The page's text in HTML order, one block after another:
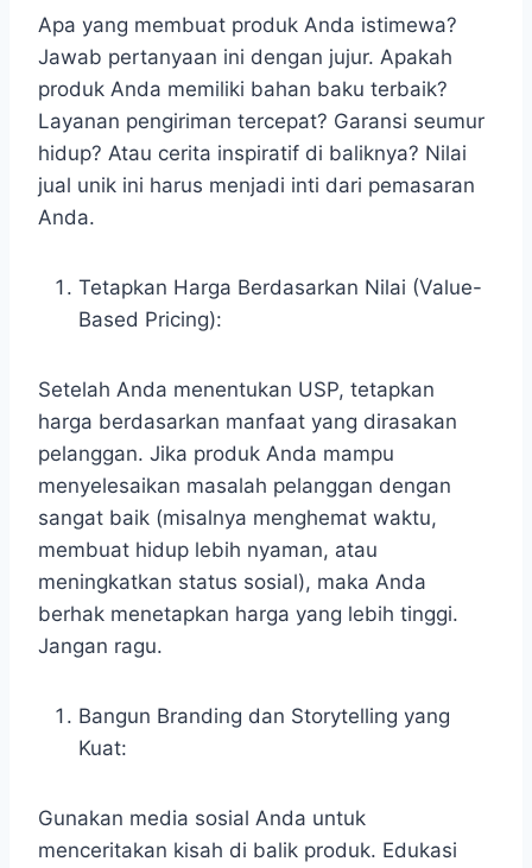
Apa yang membuat produk Anda istimewa?
Jawab pertanyaan ini dengan jujur. Apakah
produk Anda memiliki bahan baku terbaik?
Layanan pengiriman tercepat? Garansi seumur
hidup? Atau cerita inspiratif di baliknya? Nilai
jual unik ini harus menjadi inti dari pemasaran
Anda.
Tetapkan Harga Berdasarkan Nilai (Value-
Based Pricing):
Setelah Anda menentukan USP, tetapkan
harga berdasarkan manfaat yang dirasakan
pelanggan. Jika produk Anda mampu
menyelesaikan masalah pelanggan dengan
sangat baik (misalnya menghemat waktu,
membuat hidup lebih nyaman, atau
meningkatkan status sosial), maka Anda
berhak menetapkan harga yang lebih tinggi.
Jangan ragu.
Bangun Branding dan Storytelling yang
Kuat:
Gunakan media sosial Anda untuk
menceritakan kisah di balik produk. Edukasi